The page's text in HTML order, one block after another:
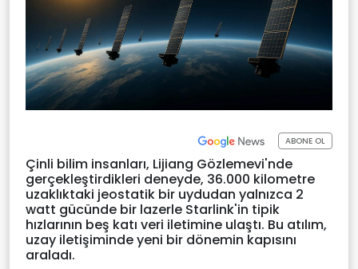
ABONE OL
Çinli bilim insanları, Lijiang Gözlemevi'nde
gerçekleştirdikleri deneyde, 36.000 kilometre
uzaklıktaki jeostatik bir uydudan yalnızca 2
watt gücünde bir lazerle Starlink'in tipik
hızlarının beş katı veri iletimine ulaştı. Bu atılım,
uzay iletişiminde yeni bir dönemin kapısını
araladı.